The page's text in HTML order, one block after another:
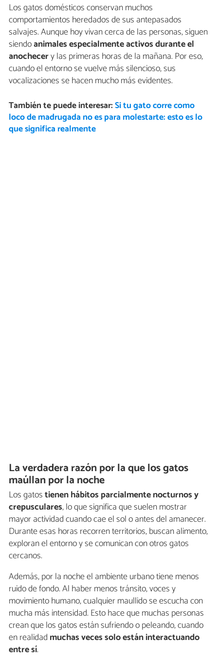
Los gatos domésticos conservan muchos
comportamientos heredados de sus antepasados
salvajes. Aunque hoy vivan cerca de las personas, siguen
siendoanimales especialmente activos durante el
anochecery las primeras horas de la mañana. Por eso,
cuando el entorno se vuelve más silencioso, sus
vocalizaciones se hacen mucho más evidentes.
También te puede interesar:Si tu gato corre como
loco de madrugada no es para molestarte: esto es lo
que significa realmente
La verdadera razón por la que los gatos
maúllan por la noche
Los gatostienen hábitos parcialmente nocturnos y
crepusculares, lo que significa que suelen mostrar
mayor actividad cuando cae el sol o antes del amanecer.
Durante esas horas recorren territorios, buscan alimento,
exploran el entorno y se comunican con otros gatos
cercanos.
Además, por la noche el ambiente urbano tiene menos
ruido de fondo. Al haber menos tránsito, voces y
movimiento humano, cualquier maullido se escucha con
mucha más intensidad. Esto hace que muchas personas
crean que los gatos están sufriendo o peleando, cuando
en realidad muchas veces solo están interactuando
entre sí.